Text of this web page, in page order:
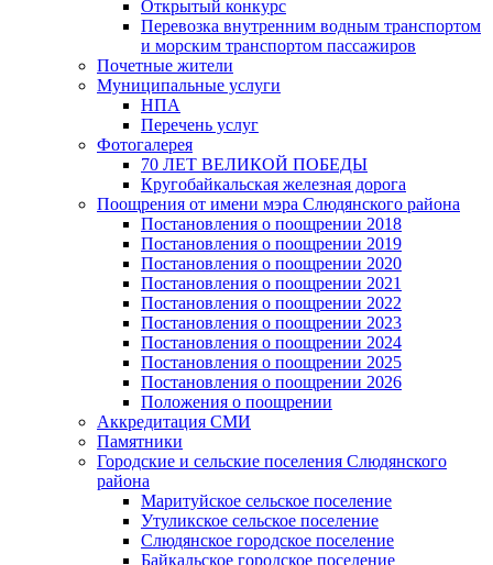
Открытый конкурс
Перевозка внутренним водным транспортом
и морским транспортом пассажиров
Почетные жители
Муниципальные услуги
НПА
Перечень услуг
Фотогалерея
70 ЛЕТ ВЕЛИКОЙ ПОБЕДЫ
Кругобайкальская железная дорога
Поощрения от имени мэра Слюдянского района
Постановления о поощрении 2018
Постановления о поощрении 2019
Постановления о поощрении 2020
Постановления о поощрении 2021
Постановления о поощрении 2022
Постановления о поощрении 2023
Постановления о поощрении 2024
Постановления о поощрении 2025
Постановления о поощрении 2026
Положения о поощрении
Аккредитация СМИ
Памятники
Городские и сельские поселения Слюдянского
района
Маритуйское сельское поселение
Утуликское сельское поселение
Слюдянское городское поселение
Байкальское городское поселение